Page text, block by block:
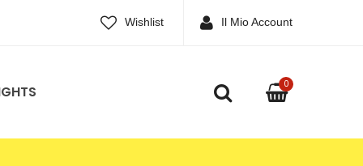
Wishlist Il Mio Account
0